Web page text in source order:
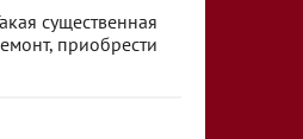
существенная
приобрести